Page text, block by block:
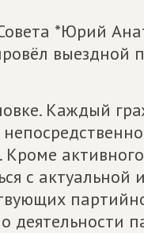
*Юрий
выездной
Каждый
Кроме
с
деятельности